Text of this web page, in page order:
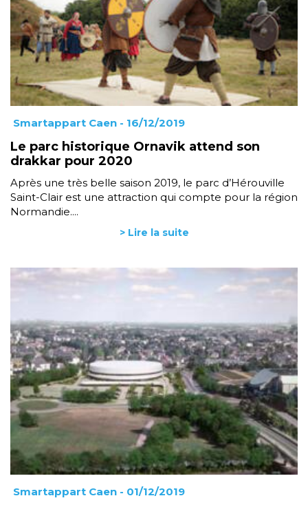
Smartappart Caen - 16/12/2019
Le parc historique Ornavik attend son
drakkar pour 2020
Après une très belle saison 2019, le parc d’Hérouville
Saint-Clair est une attraction qui compte pour la région
Normandie....
> Lire la suite
Smartappart Caen - 01/12/2019